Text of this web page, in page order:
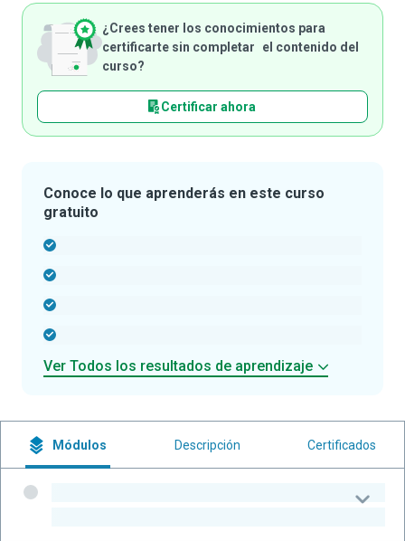
¿Crees tener los conocimientos para
certificarte sin completar el contenido del
curso?
Certificar ahora
Conoce lo que aprenderás en este curso
gratuito
Ver Todos los resultados de aprendizaje
Módulos Descripción Certificados